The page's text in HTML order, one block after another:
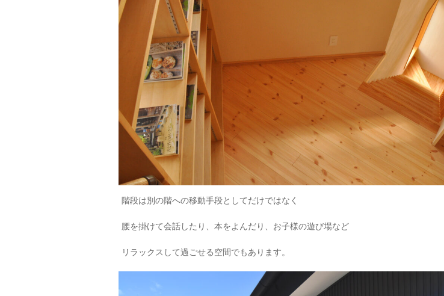
階段は別の階への移動手段としてだけではなく
腰を掛けて会話したり、本をよんだり、お子様の遊び場など
リラックスして過ごせる空間でもあります。